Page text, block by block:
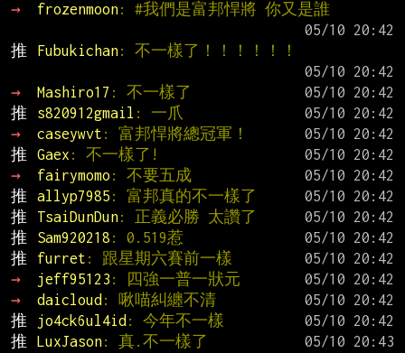
→
frozenmoon: #我們是富邦悍將 你又是誰
推
Fubukichan: 不一樣了！！！！！！
→
Mashiro17 : 不一樣了
推
s820912gmail : 一爪
→
caseywvt : 富邦悍將總冠軍！
推
Gaex : 不一樣了!
→
fairymomo : 不要五成
推
allyp7985 : 富邦真的不一樣了
推
TsaiDunDun: 正義必勝 太讚了
推
Sam920218 : 0.519惹
推
furret : 跟星期六賽前一樣
→
jeff95123 : 四強一普一狀元
→
daicloud : 啾喵糾纏不清
推
jo4ck6ul4id : 今年不一樣
推
LuxJason: 真.不一樣了